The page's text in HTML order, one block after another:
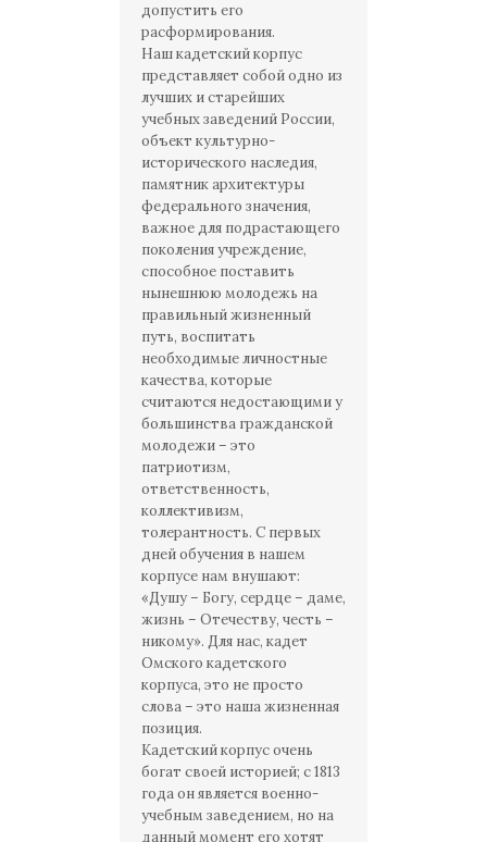
допустить его
расформирования.
Наш кадетский корпус
представляет собой одно из
лучших и старейших
учебных заведений России,
объект культурно-
исторического наследия,
памятник архитектуры
федерального значения,
важное для подрастающего
поколения учреждение,
способное поставить
нынешнюю молодежь на
правильный жизненный
путь, воспитать
необходимые личностные
качества, которые
считаются недостающими у
большинства гражданской
молодежи – это
патриотизм,
ответственность,
коллективизм,
толерантность. С первых
дней обучения в нашем
корпусе нам внушают:
«Душу – Богу, сердце – даме,
жизнь – Отечеству, честь –
никому». Для нас, кадет
Омского кадетского
корпуса, это не просто
слова – это наша жизненная
позиция.
Кадетский корпус очень
богат своей историей; с 1813
года он является военно-
учебным заведением, но на
данный момент его хотят